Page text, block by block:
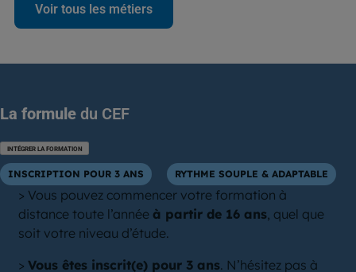
Voir tous les métiers
La formule du CEF
INTÉGRER LA FORMATION
INSCRIPTION POUR 3 ANS RYTHME SOUPLE & ADAPTABLE
> Vous pouvez commencer votre formation à
distance toute l’année à partir de 16 ans, quel que
soit votre niveau d’étude.
> Vous êtes inscrit(e) pour 3 ans. N’hésitez pas à